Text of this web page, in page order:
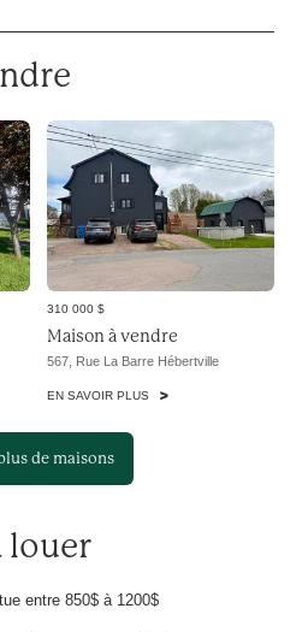
310 000 $
Maison à vendre
567, Rue La Barre Hébertville
EN SAVOIR PLUS
de maisons
louer
entre 850$ à 1200$